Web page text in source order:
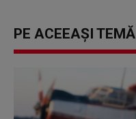
PE ACEEAȘI TEMĂ